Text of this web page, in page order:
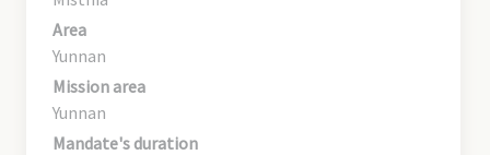
Area
Yunnan
Mission area
Yunnan
Mandate's duration